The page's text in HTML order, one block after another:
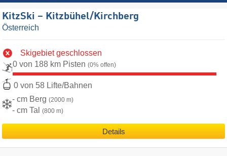
KitzSki – Kitzbühel/​Kirchberg
Österreich
Skigebiet geschlossen
0 von 188 km Pisten (0% offen)
0 von 58 Lifte/Bahnen
- cm Berg (2000 m)
- cm Tal (800 m)
Details